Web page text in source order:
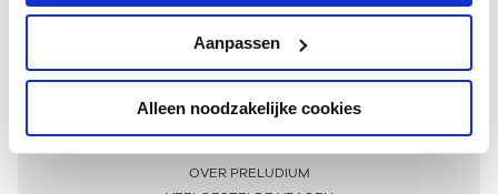
Aanpassen
Alleen noodzakelijke cookies
Meer informatie
OVER PRELUDIUM